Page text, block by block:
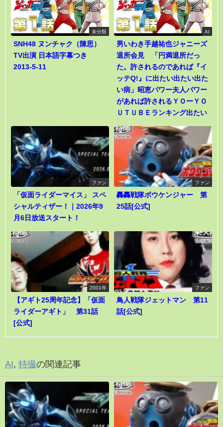
未分類
SNH48 ヌンチャク（陳思）
TV出演 日本語字幕つき
2013-5-11
AI
男いわき手越祐也ジャニーズ
退所会見 「円満退所だっ
た。許されるのであれば『イ
ッテQ!』に出たい出たい出た
い病」昭恵パワー夫人パワー
があれば許されるＹＯーＹＯ
ＵＴＵＢＥランキング出たい
ファン
「仮面ライダーマイス」 スペ
シャルティザー！｜2026年9
月6日放送スタート！
ファン
轟轟戦隊ボウケンジャー 第
25話[公式]
2001年
【アギト25周年記念】「仮面
ライダーアギト」 第31話
[公式]
ファン
鳥人戦隊ジェットマン 第11
話[公式]
AI, 特撮の関連記事